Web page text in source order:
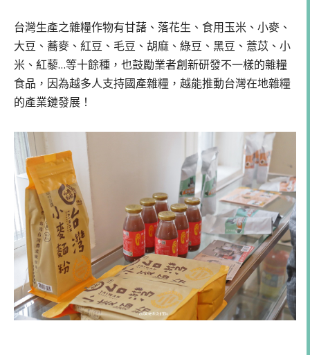
台灣生產之雜糧作物有甘藷、落花生、食用玉米、小麥、
大豆、蕎麥、紅豆、毛豆、胡麻、綠豆、黑豆、薏苡、小
米、紅藜…等十餘種，也鼓勵業者創新研發不一樣的雜糧
食品，因為越多人支持國產雜糧，越能推動台灣在地雜糧
的產業鏈發展！